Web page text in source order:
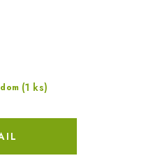
(1 ks)